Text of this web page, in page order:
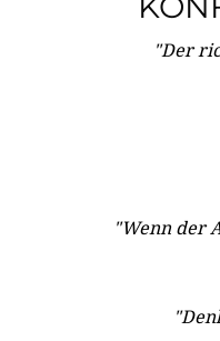
"Der
"Wenn der